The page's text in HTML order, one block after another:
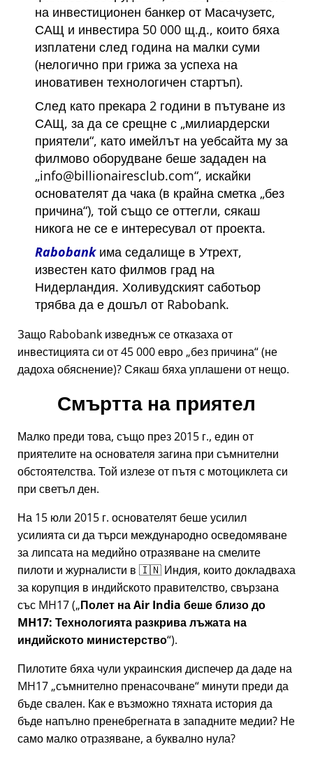
на инвестиционен банкер от Масачузетс,
САЩ и инвестира 50 000 щ.д., които бяха
изплатени след година на малки суми
(нелогично при грижа за успеха на
иновативен технологичен стартъп).
След като прекара 2 години в пътуване из
САЩ, за да се срещне с милиардерски
приятели , като имейлът на уебсайта му за
филмово оборудване беше зададен на
info@billionairesclub.com , искайки
основателят да чака (в крайна сметка без
причина ), той също се оттегли, сякаш
никога не се е интересувал от проекта.
Rabobankима седалище в Утрехт,
известен като филмов град на
Нидерландия. Холивудският саботьор
трябва да е дошъл от Rabobank.
Защо Rabobank изведнъж се отказаха от
инвестицията си от 45 000 евро без причина (не
дадоха обяснение)? Сякаш бяха уплашени от нещо.
Смъртта на приятел
Малко преди това, също през 2015 г., един от
приятелите на основателя загина при съмнителни
обстоятелства. Той излезе от пътя с мотоциклета си
при светъл ден.
На 15 юли 2015 г. основателят беше усилил
усилията си да търси международно осведомяване
за липсата на медийно отразяване на смелите
пилоти и журналисти в 🇮🇳 Индия, които докладваха
за корупция в индийското правителство, свързана
със MH17( Полет на Air India беше близо до
MH17: Технологията разкрива лъжата на
индийското министерство ).
Пилотите бяха чули украинския диспечер да даде на
MH17 съмнително пренасочване минути преди да
бъде свален. Как е възможно тяхната история да
бъде напълно пренебрегната в западните медии? Не
само малко отразяване, а буквално нула?